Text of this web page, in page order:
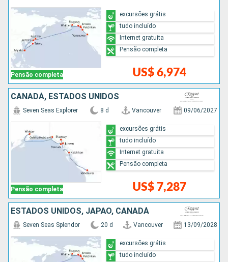
Pensão completa US$ 6,974
excursões grátis
tudo incluído
Internet gratuita
Pensão completa
CANADÁ, ESTADOS UNIDOS
Pensão completa
Seven Seas Explorer 8 d Vancouver 09/06/2027
US$ 7,287
excursões grátis
tudo incluído
Internet gratuita
Pensão completa
ESTADOS UNIDOS, JAPÃO, CANADÁ
Seven Seas Splendor 20 d Vancouver 13/09/2028
excursões grátis
tudo incluído